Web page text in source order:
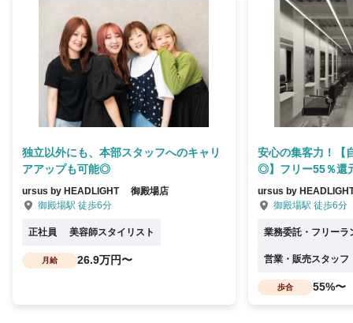
独立以外にも、本部スタッフへのキャリ
アアップも可能◎
ursus by HEADLIGHT 御殿場店
御殿場駅 徒歩6分
正社員 美容師スタイリスト
月給 26.9万円〜
安心の集客力！【
◎】フリー55％還
ursus by
御殿場駅 徒歩6分
業務委託・フリーラ
営業・販売スタッフ
歩合 55%〜